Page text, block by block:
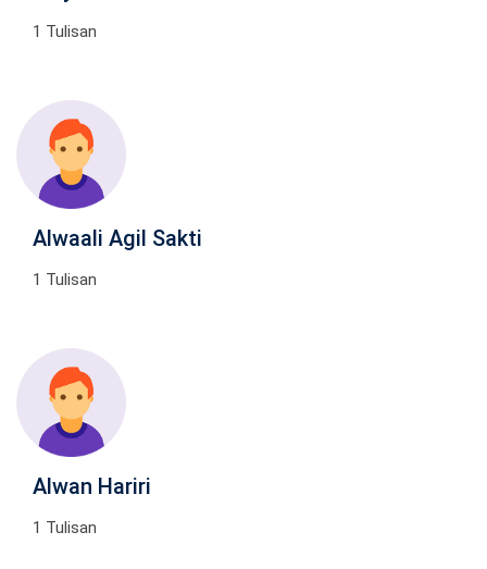
1 Tulisan
Alwaali Agil Sakti
1 Tulisan
Alwan Hariri
1 Tulisan